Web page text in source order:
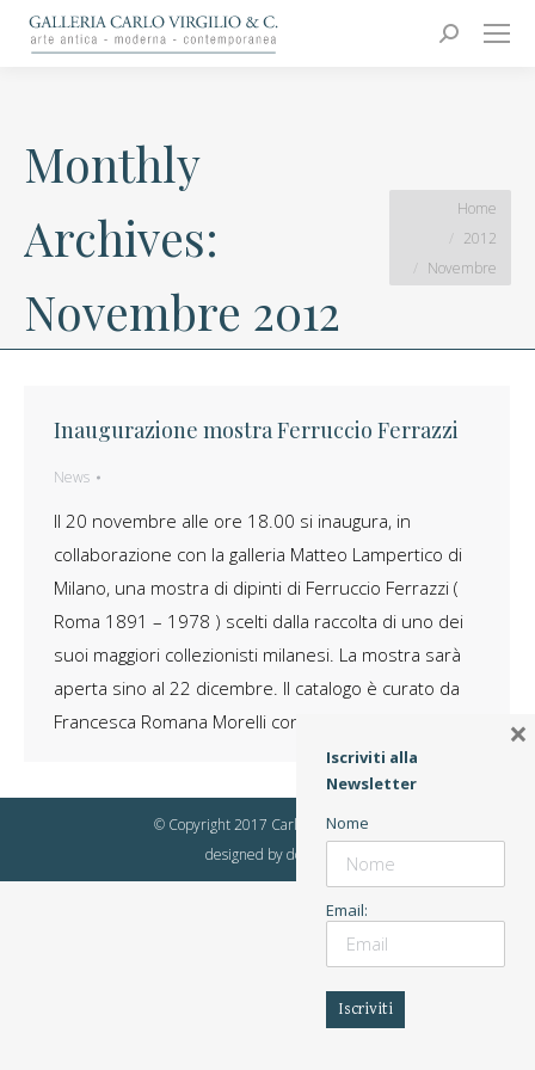
Search:
Carlo Virgilio & C.
Arte moderna e contemporanea
Monthly
Archives:
Novembre 2012
You are here:
Home
2012
Novembre
Inaugurazione mostra Ferruccio Ferrazzi
News
Il 20 novembre alle ore 18.00 si inaugura, in
collaborazione con la galleria Matteo Lampertico di
Milano, una mostra di dipinti di Ferruccio Ferrazzi (
Roma 1891 – 1978 ) scelti dalla raccolta di uno dei
suoi maggiori collezionisti milanesi. La mostra sarà
aperta sino al 22 dicembre. Il catalogo è curato da
Francesca Romana Morelli con la…
© Copyright 2017 Carlo Virgilio & C.
designed bydot4all
Iscriviti alla
Newsletter
Nome
Email:
×